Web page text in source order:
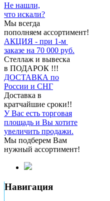
Не нашли,
что искали?
Мы всегда
пополняем ассортимент!
АКЦИЯ - при 1-м
заказе на 70 000 руб.
Стеллаж и вывеска
в ПОДАРОК !!!
ДОСТАВКА по
России и СНГ
Доставка в
кратчайшие сроки!!
У Вас есть торговая
площадь и Вы хотите
увеличить продажи.
Мы подберем Вам
нужный ассортимент!
Навигация